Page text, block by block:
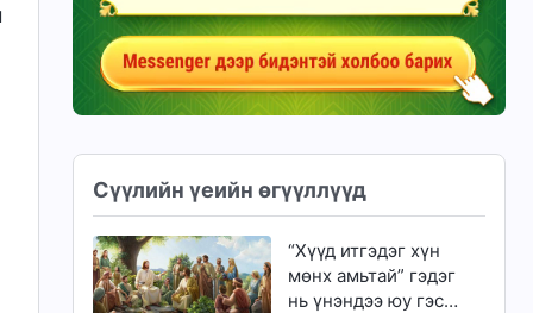
Сүүлийн үеийн өгүүллүүд
“Хүүд итгэдэг хүн
мөнх амьтай” гэдэг
нь үнэндээ юу гэсэн